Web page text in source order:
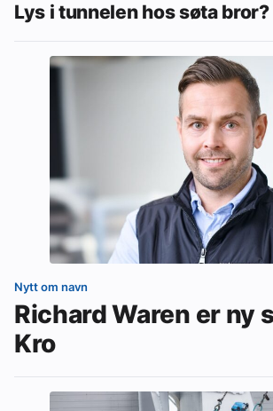
Lys i tunnelen hos søta bror?
Nytt om navn
Richard Waren er ny
Kro